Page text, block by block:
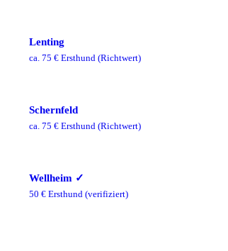
Lenting
ca. 75 € Ersthund (Richtwert)
Schernfeld
ca. 75 € Ersthund (Richtwert)
Wellheim ✓
50 € Ersthund (verifiziert)